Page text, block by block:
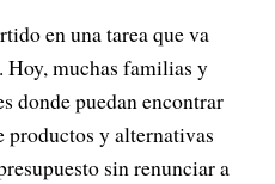
en una tarea que va
Hoy, muchas familias y
donde puedan encontrar
productos y alternativas
sin renunciar a